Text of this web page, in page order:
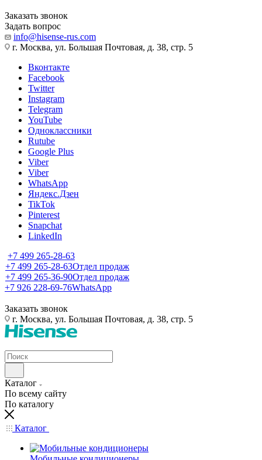
Заказать звонок
Задать вопрос
info@hisense-rus.com
г. Москва, ул. Большая Почтовая, д. 38, стр. 5
Вконтакте
Facebook
Twitter
Instagram
Telegram
YouTube
Одноклассники
Rutube
Google Plus
Viber
Viber
WhatsApp
Яндекс.Дзен
TikTok
Pinterest
Snapchat
LinkedIn
+7 499 265-28-63
+7 499 265-28-63Отдел продаж
+7 499 265-36-90Отдел продаж
+7 926 228-69-76WhatsApp
Заказать звонок
г. Москва, ул. Большая Почтовая, д. 38, стр. 5
Каталог
По всему сайту
По каталогу
Каталог